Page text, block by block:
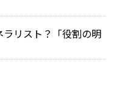
リスト？「役割の明